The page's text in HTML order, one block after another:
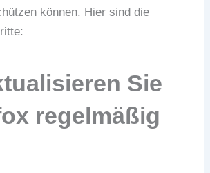
können. Hier sind die
Sie
regelmäßig